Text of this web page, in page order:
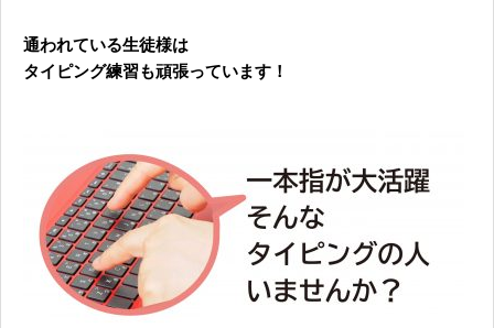
通われている生徒様は
タイピング練習も頑張っています！